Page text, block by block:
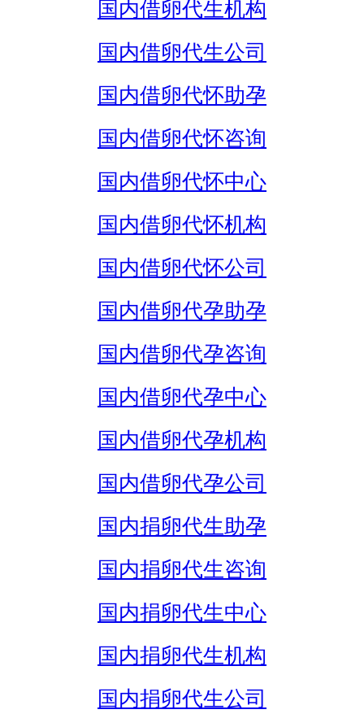
国内借卵代生机构
国内借卵代生公司
国内借卵代怀助孕
国内借卵代怀咨询
国内借卵代怀中心
国内借卵代怀机构
国内借卵代怀公司
国内借卵代孕助孕
国内借卵代孕咨询
国内借卵代孕中心
国内借卵代孕机构
国内借卵代孕公司
国内捐卵代生助孕
国内捐卵代生咨询
国内捐卵代生中心
国内捐卵代生机构
国内捐卵代生公司